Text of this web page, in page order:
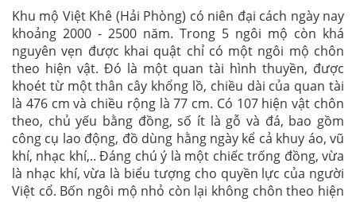
Khu mộ Việt Khê (Hải Phòng) có niên đại cách ngày nay
khoảng 2000 - 2500 năm. Trong 5 ngôi mộ còn khá
nguyên vẹn được khai quật chỉ có một ngôi mộ chôn
theo hiện vật. Đó là một quan tài hình thuyền, được
khoét từ một thân cây khổng lồ, chiều dài của quan tài
là 476 cm và chiều rộng là 77 cm. Có 107 hiện vật chôn
theo, chủ yếu bằng đồng, số ít là gỗ và đá, bao gồm
công cụ lao động, đồ dùng hằng ngày kể cả khuy áo, vũ
khí, nhạc khí,.. Đáng chú ý là một chiếc trống đồng, vừa
là nhạc khí, vừa là biểu tượng cho quyền lực của người
Việt cổ. Bốn ngôi mộ nhỏ còn lại không chôn theo hiện